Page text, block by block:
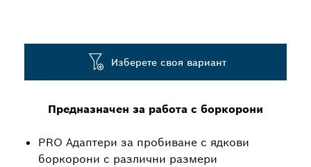
Предназначен за работа с боркорони
PRO Адаптери за пробиване с ядкови
боркорони с различни размери
Изберете своя вариант